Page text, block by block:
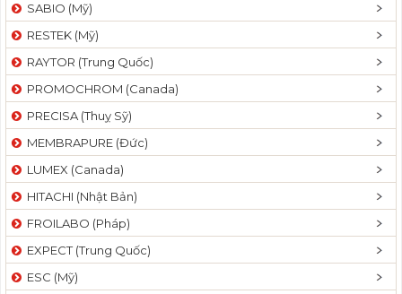
SABIO (Mỹ)
RESTEK (Mỹ)
RAYTOR (Trung Quốc)
PROMOCHROM (Canada)
PRECISA (Thuỵ Sỹ)
MEMBRAPURE (Đức)
LUMEX (Canada)
HITACHI (Nhật Bản)
FROILABO (Pháp)
EXPECT (Trung Quốc)
ESC (Mỹ)